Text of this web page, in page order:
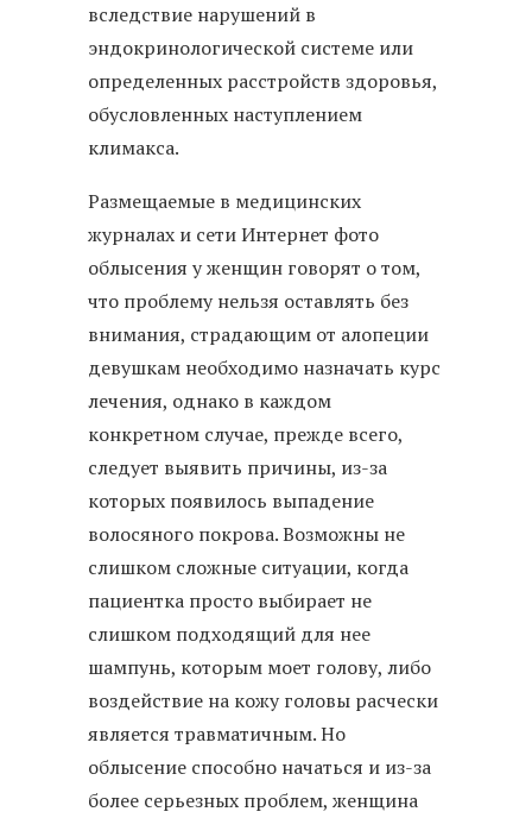
вследствие нарушений в
эндокринологической системе или
определенных расстройств здоровья,
обусловленных наступлением
климакса.
Размещаемые в медицинских
журналах и сети Интернет фото
облысения у женщин говорят о том,
что проблему нельзя оставлять без
внимания, страдающим от алопеции
девушкам необходимо назначать курс
лечения, однако в каждом
конкретном случае, прежде всего,
следует выявить причины, из-за
которых появилось выпадение
волосяного покрова. Возможны не
слишком сложные ситуации, когда
пациентка просто выбирает не
слишком подходящий для нее
шампунь, которым моет голову, либо
воздействие на кожу головы расчески
является травматичным. Но
облысение способно начаться и из-за
более серьезных проблем, женщина